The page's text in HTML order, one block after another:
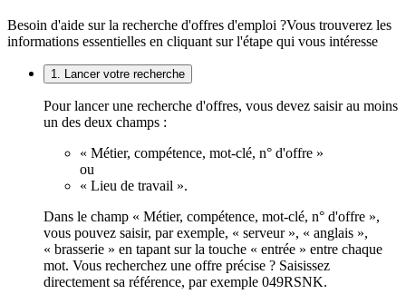
Besoin d'aide sur la recherche d'offres d'emploi ?Vous trouverez les
informations essentielles en cliquant sur l'étape qui vous intéresse
1. Lancer votre recherche
Pour lancer une recherche d'offres, vous devez saisir au moins
un des deux champs :
« Métier, compétence, mot-clé, n° d'offre »
ou
« Lieu de travail ».
Dans le champ « Métier, compétence, mot-clé, n° d'offre »,
vous pouvez saisir, par exemple, « serveur », « anglais »,
« brasserie » en tapant sur la touche « entrée » entre chaque
mot. Vous recherchez une offre précise ? Saisissez
directement sa référence, par exemple 049RSNK.